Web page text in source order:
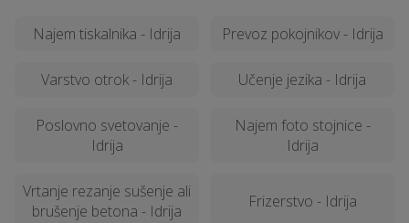
Najem tiskalnika - Idrija Prevoz pokojnikov - Idrija
Varstvo otrok - Idrija Učenje jezika - Idrija
Poslovno svetovanje -
Idrija
Najem foto stojnice -
Idrija
Vrtanje rezanje sušenje ali
brušenje betona - Idrija
Frizerstvo - Idrija